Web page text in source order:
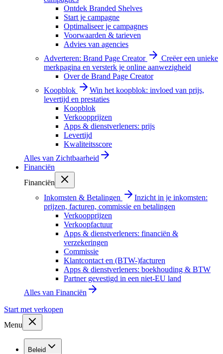
Ontdek Branded Shelves
Start je campagne
Optimaliseer je campagnes
Voorwaarden & tarieven
Advies van agencies
Adverteren: Brand Page Creator
Creëer een unieke
merkpagina en versterk je online aanwezigheid
Over de Brand Page Creator
Koopblok
Win het koopblok: invloed van prijs,
levertijd en prestaties
Koopblok
Verkoopprijzen
Apps & dienstverleners: prijs
Levertijd
Kwaliteitsscore
Alles van Zichtbaarheid
Financiën
Financiën
Inkomsten & Betalingen
Inzicht in je inkomsten:
prijzen, facturen, commissie en betalingen
Verkoopprijzen
Verkoopfactuur
Apps & dienstverleners: financiën &
verzekeringen
Commissie
Klantcontact en (BTW-)facturen
Apps & dienstverleners: boekhouding & BTW
Partner gevestigd in een niet-EU land
Alles van Financiën
Start met verkopen
Menu
Beleid